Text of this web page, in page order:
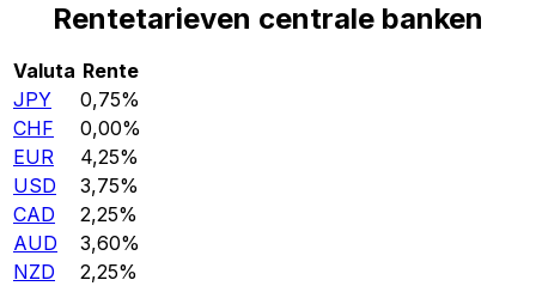
Rentetarieven centrale banken
Valuta Rente
JPY
0,75%
CHF
0,00%
EUR
4,25%
USD
3,75%
CAD
2,25%
AUD
3,60%
NZD
2,25%